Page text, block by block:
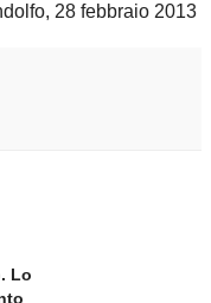
28 febbraio 2013
Lo